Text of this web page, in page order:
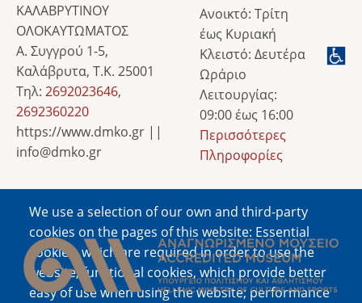
We use a selection of our own and third-party
cookies on the pages of this website: Essential
cookies, which are required in order to use the
website; functional cookies, which provide better
easy of use when using the website; performance
ΚΑΛΑΒΡΥΤΙΝΟΥ
ΟΛΟΚΑΥΤΩΜΑΤΟΣ
Α. Συγγρού 1-5,
Καλάβρυτα, Τ.Κ. 25001
Τηλ: 2692023646,
2692360220
https://www.dmko.gr ||
info@dmko.gr
Ανοικτό: Τρίτη
έως Κυριακή
Κλειστό: Δευτέρα
Ωράριο
Λειτουργίας:
09:00 έως 16:00
Περισσότερες
Πληροφορίες
Image